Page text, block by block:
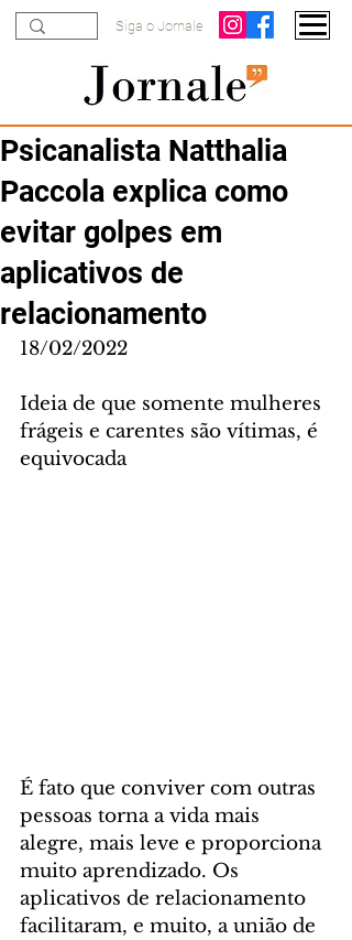
Siga o Jornale
Psicanalista Natthalia
Paccola explica como
evitar golpes em
aplicativos de
relacionamento
18/02/2022
Ideia de que somente mulheres
frágeis e carentes são vítimas, é
equivocada
É fato que conviver com outras
pessoas torna a vida mais
alegre, mais leve e proporciona
muito aprendizado. Os
aplicativos de relacionamento
facilitaram, e muito, a união de